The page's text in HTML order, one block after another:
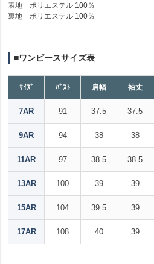
表地 ポリエステル 100％
裏地 ポリエステル 100％
■ワンピースサイズ表
ｻｲｽﾞ ﾊﾞｽﾄ 肩幅 袖丈
7AR 91 37.5 37.5
9AR 94 38 38
11AR 97 38.5 38.5
13AR 100 39 39
15AR 104 39.5 39
17AR 108 40 39